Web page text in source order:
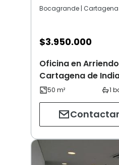
Bocagrande |
$3.950.000
Oficina en
Cartagena de
Contactar